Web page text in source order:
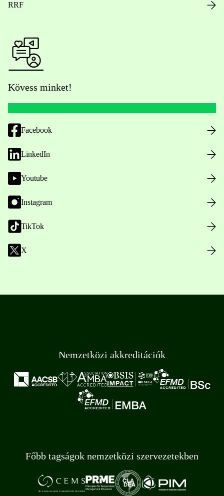
RRF
Kövess minket!
Facebook
LinkedIn
Youtube
Instagram
TikTok
X
Nemzetközi akkreditációk
Főbb tagságok nemzetközi szervezetekben